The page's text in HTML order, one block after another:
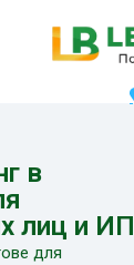
в
лиц и ИП
для